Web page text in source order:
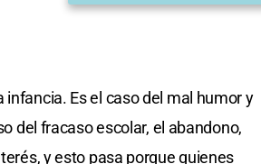
Es el caso del mal humor y
del fracaso escolar, el abandono,
y esto pasa porque quienes